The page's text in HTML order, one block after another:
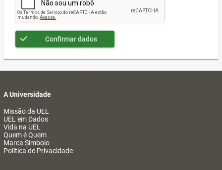
Confirmar dados
A Universidade
Missão da UEL
UEL em Dados
Vida na UEL
Quem é Quem
Marca Símbolo
Política de Privacidade